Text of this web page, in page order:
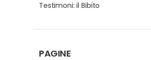
Testimoni: il Bibito
PAGINE